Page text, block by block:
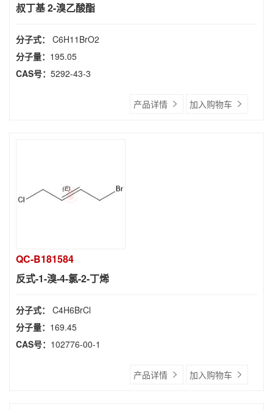
叔丁基 2-溴乙酸酯
分子式： C6H11BrO2
分子量： 195.05
CAS号： 5292-43-3
产品详情 加入购物车
QC-B181584
反式-1-溴-4-氯-2-丁烯
分子式： C4H6BrCl
分子量： 169.45
CAS号： 102776-00-1
产品详情 加入购物车